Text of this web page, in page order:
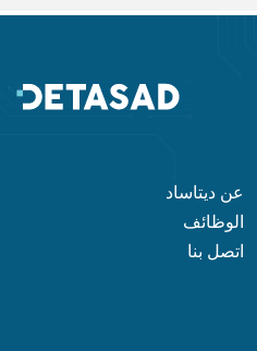
عن ديتاساد
الوظائف
اتصل بنا